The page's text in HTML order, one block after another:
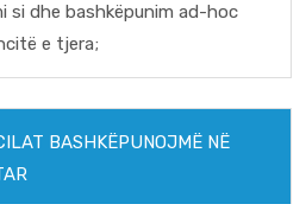
si dhe bashkëpunim ad-hoc
e tjera;
BASHKËPUNOJMË NË